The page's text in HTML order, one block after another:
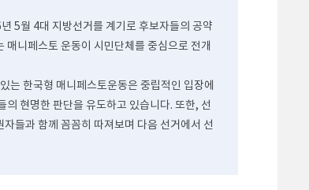
5월 4대 지방선거를 계기로 후보자들의 공약
매니페스토 운동이 시민단체를 중심으로 전개
한국형 매니페스토운동은 중립적인 입장에
현명한 판단을 유도하고 있습니다. 또한, 선
들과 함께 꼼꼼히 따져보며 다음 선거에서 선